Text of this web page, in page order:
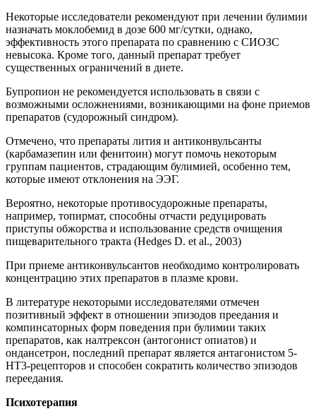
Некоторые исследователи рекомендуют при лечении булимии
назначать моклобемид в дозе 600 мг/сутки, однако,
эффективность этого препарата по сравнению с СИОЗС
невысока. Кроме того, данный препарат требует
существенных ограничений в диете.
Бупропион не рекомендуется использовать в связи с
возможными осложнениями, возникающими на фоне приемов
препаратов (судорожный синдром).
Отмечено, что препараты лития и антиконвульсанты
(карбамазепин или фенитоин) могут помочь некоторым
группам пациентов, страдающим булимией, особенно тем,
которые имеют отклонения на ЭЭГ.
Вероятно, некоторые противосудорожные препараты,
например, топирмат, способны отчасти редуцировать
приступы обжорства и использование средств очищения
пищеварительного тракта (Hedges D. et al., 2003)
При приеме антиконвульсантов необходимо контролировать
концентрацию этих препаратов в плазме крови.
В литературе некоторыми исследователями отмечен
позитивный эффект в отношении эпизодов преедания и
компинсаторных форм поведения при булимии таких
препаратов, как налтрексон (антогонист опиатов) и
ондансетрон, последний препарат является антагонистом 5-
НТ3-рецепторов и способен сократить количество эпизодов
переедания.
Психотерапия